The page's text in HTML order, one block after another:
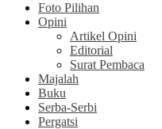
Foto Pilihan
Opini
Artikel Opini
Editorial
Surat Pembaca
Majalah
Buku
Serba-Serbi
Pergatsi